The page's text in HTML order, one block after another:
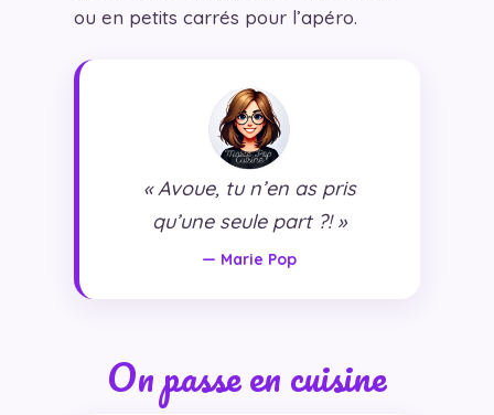
ou en petits carrés pour l’apéro.
« Avoue, tu n’en as pris
qu’une seule part ?! »
— Marie Pop
On passe en cuisine